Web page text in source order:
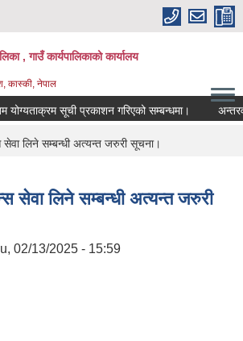
, गाउँ कार्यपालिकाको कार्यालय
कास्की, नेपाल
सूची प्रकाशन गरिएको सम्बन्धमा। अन्तरवार्ता
लिने सम्बन्धी अत्यन्त जरुरी सूचना।
सेवा लिने सम्बन्धी अत्यन्त जरुरी
02/13/2025 - 15:59